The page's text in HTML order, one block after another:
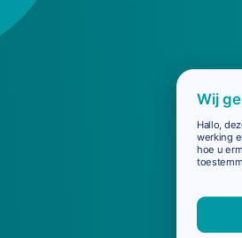
Wij
Hallo,
werking
hoe u